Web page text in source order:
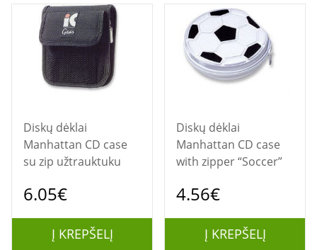
Diskų dėklai
Manhattan CD case
su zip užtrauktuku
6.05€
Į KREPŠELĮ
Diskų dėklai
Manhattan CD case
with zipper “Soccer”
4.56€
Į KREPŠELĮ